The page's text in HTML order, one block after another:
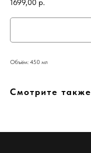
1699,00 р.
Объём: 450 мл
Смотрите также